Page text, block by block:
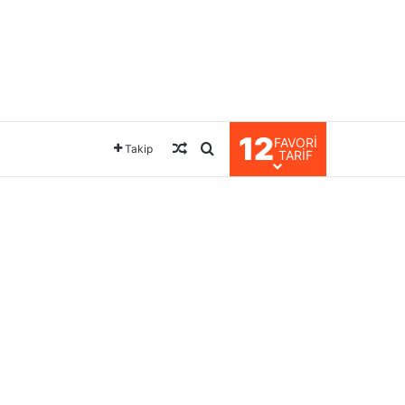
Takip Rastgele Makale
Arama yap ...
12FAVORI
TARIF